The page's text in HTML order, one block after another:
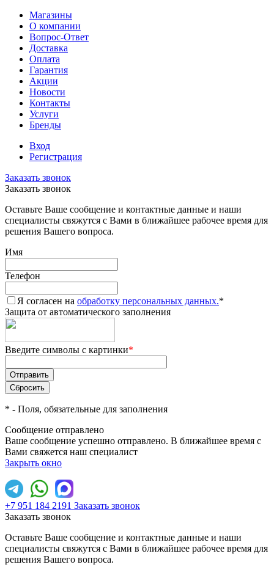
Магазины
О компании
Вопрос-Ответ
Доставка
Оплата
Гарантия
Акции
Новости
Контакты
Услуги
Бренды
Вход
Регистрация
Заказать звонок
Заказать звонок
Оставьте Ваше сообщение и контактные данные и наши
специалисты свяжутся с Вами в ближайшее рабочее время для
решения Вашего вопроса.
Имя
Телефон
Я согласен на обработку персональных данных.*
Защита от автоматического заполнения
Введите символы с картинки*
* - Поля, обязательные для заполнения
Сообщение отправлено
Ваше сообщение успешно отправлено. В ближайшее время с
Вами свяжется наш специалист
Закрыть окно
+7 951 184 2191 Заказать звонок
Заказать звонок
Оставьте Ваше сообщение и контактные данные и наши
специалисты свяжутся с Вами в ближайшее рабочее время для
решения Вашего вопроса.